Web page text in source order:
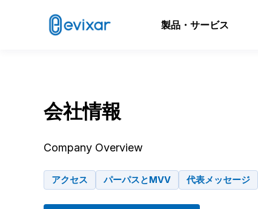
製品・サービス
会社情報
Company Overview
アクセス パーパスとMVV 代表メッセージ